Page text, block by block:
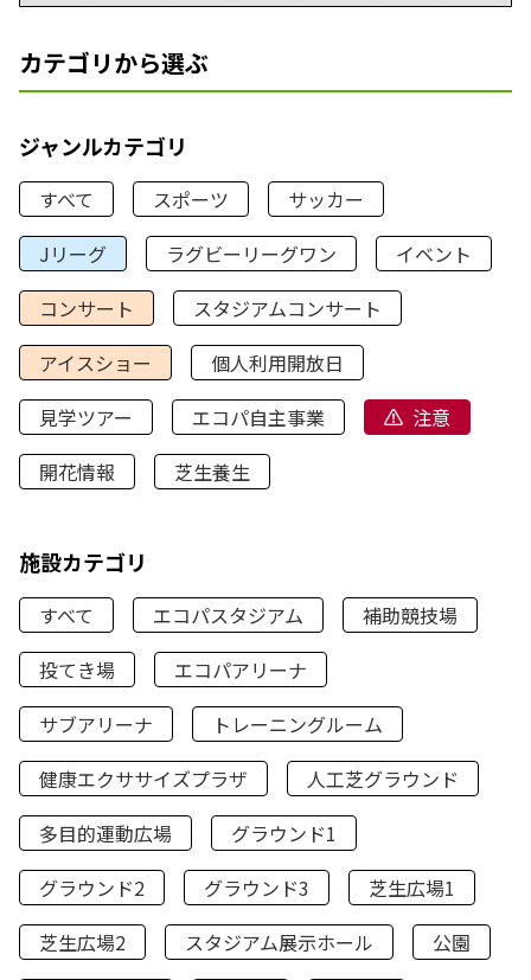
カテゴリから選ぶ
ジャンルカテゴリ
すべて スポーツ
サッカー
Jリーグ
ラグビーリーグワン
イベント
コンサート
スタジアムコンサート
アイスショー
個人利用開放日
見学ツアー
エコパ自主事業
注意
開花情報
芝生養生
施設カテゴリ
すべて エコパスタジアム
補助競技場
投てき場
エコパアリーナ
サブアリーナ
トレーニングルーム
健康エクササイズプラザ
人工芝グラウンド
多目的運動広場
グラウンド1
グラウンド2
グラウンド3
芝生広場1
芝生広場2
スタジアム展示ホール
公園